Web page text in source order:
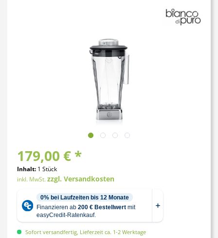
179,00 € *
Inhalt: 1 Stück
inkl. MwSt.zzgl. Versandkosten
Sofort versandfertig, Lieferzeit ca. 1-2 Werktage